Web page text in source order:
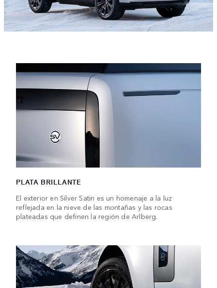
PLATA BRILLANTE
El exterior en Silver Satin es un homenaje a la luz
reflejada en la nieve de las montañas y las rocas
plateadas que definen la región de Arlberg.